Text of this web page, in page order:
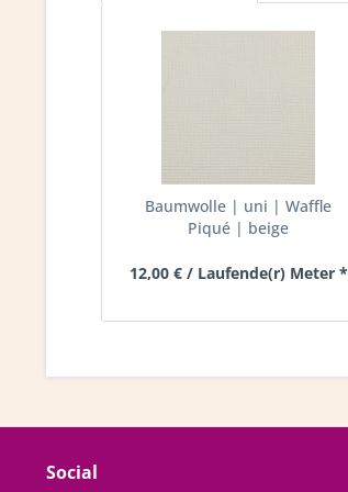
Baumwolle | uni | Waffle
Piqué | beige
12,00 € / Laufende(r) Meter *
Social